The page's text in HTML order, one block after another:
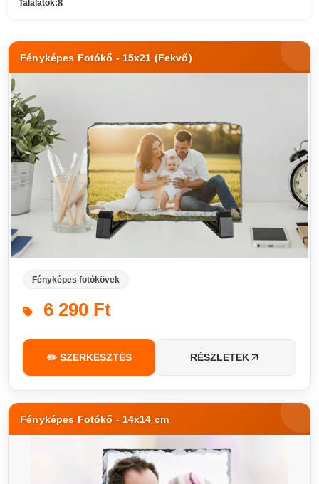
Találatok:8
Fényképes Fotókő - 15x21 (Fekvő)
Fényképes fotókövek
6 290 Ft
✏️ SZERKESZTÉS RÉSZLETEK
Fényképes Fotókő - 14x14 cm